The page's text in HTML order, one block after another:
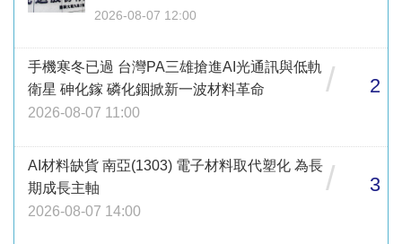
2026-08-07 12:00
手機寒冬已過 台灣PA三雄搶進AI光通訊與低軌
衛星 砷化鎵 磷化銦掀新一波材料革命
2026-08-07 11:00
/ 2
AI材料缺貨 南亞(1303) 電子材料取代塑化 為長
期成長主軸
2026-08-07 14:00
/ 3